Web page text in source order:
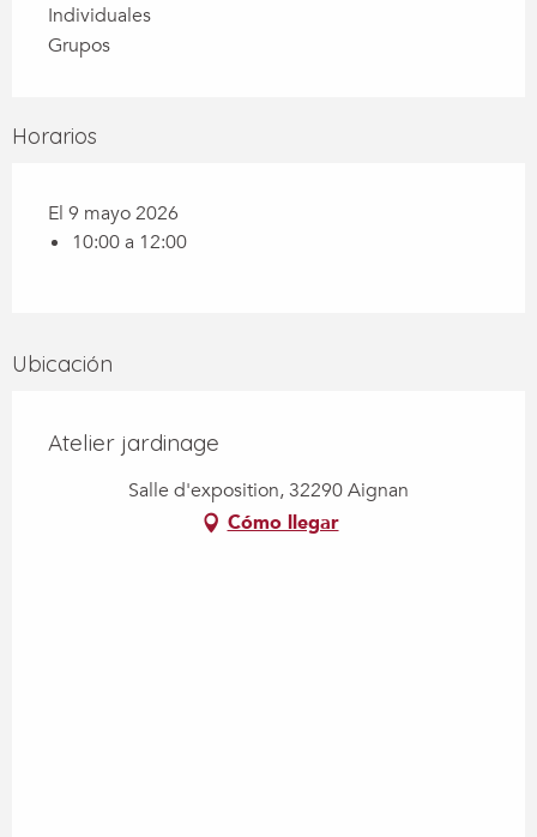
Individuales
Grupos
Horarios
El 9 mayo 2026
10:00 a 12:00
Ubicación
Atelier jardinage
Salle d'exposition, 32290 Aignan
Cómo llegar